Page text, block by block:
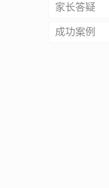
家长答疑
成功案例